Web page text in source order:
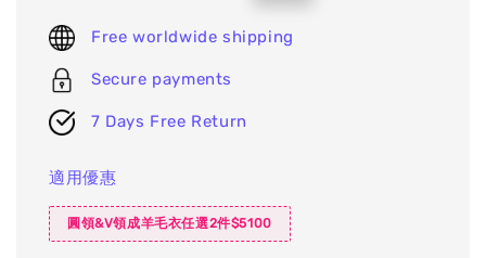
Free worldwide shipping
Secure payments
7 Days Free Return
適用優惠
圓領&V領成羊毛衣任選2件$5100